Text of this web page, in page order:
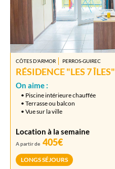
CÔTES D'ARMOR PERROS-GUIREC
RÉSIDENCE "LES 7 ÎLES"
On aime :
• Piscine intérieure chauffée
• Terrasse ou balcon
• Vue sur la ville
Location à la semaine
A partir de 405€
LONGS SÉJOURS